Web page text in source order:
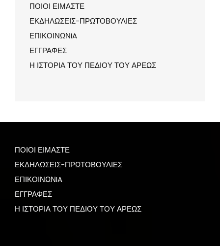
ΠΟΙΟΙ ΕΙΜΑΣΤΕ
ΕΚΔΗΛΩΣΕΙΣ-ΠΡΩΤΟΒΟΥΛΙΕΣ
ΕΠΙΚΟΙΝΩΝIA
ΕΓΓΡΑΦΕΣ
Η ΙΣΤΟΡΙΑ ΤΟΥ ΠΕΔΙΟΥ ΤΟΥ ΑΡΕΩΣ
ΠΟΙΟΙ ΕΙΜΑΣΤΕ
ΕΚΔΗΛΩΣΕΙΣ-ΠΡΩΤΟΒΟΥΛΙΕΣ
ΕΠΙΚΟΙΝΩΝIA
ΕΓΓΡΑΦΕΣ
Η ΙΣΤΟΡΙΑ ΤΟΥ ΠΕΔΙΟΥ ΤΟΥ ΑΡΕΩΣ